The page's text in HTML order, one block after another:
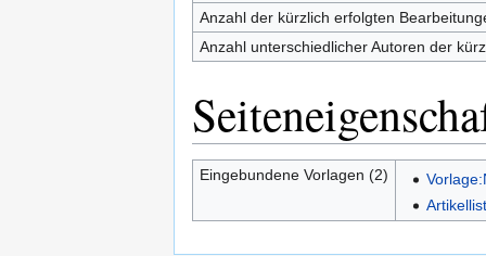
Anzahl der kürzlich erfolgten
Anzahl unterschiedlicher Autoren der
Eingebundene Vorlagen (2)